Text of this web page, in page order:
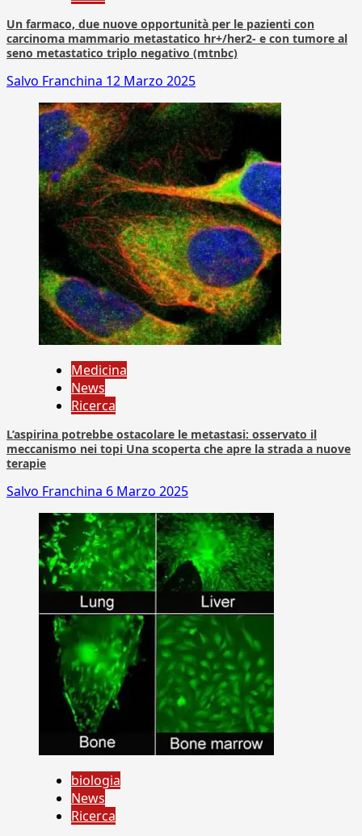
Un farmaco, due nuove opportunità per le pazienti con
carcinoma mammario metastatico hr+/her2- e con tumore al
seno metastatico triplo negativo (mtnbc)
Salvo Franchina 12 Marzo 2025
Medicina
News
Ricerca
L’aspirina potrebbe ostacolare le metastasi: osservato il
meccanismo nei topi Una scoperta che apre la strada a nuove
terapie
Salvo Franchina 6 Marzo 2025
biologia
News
Ricerca